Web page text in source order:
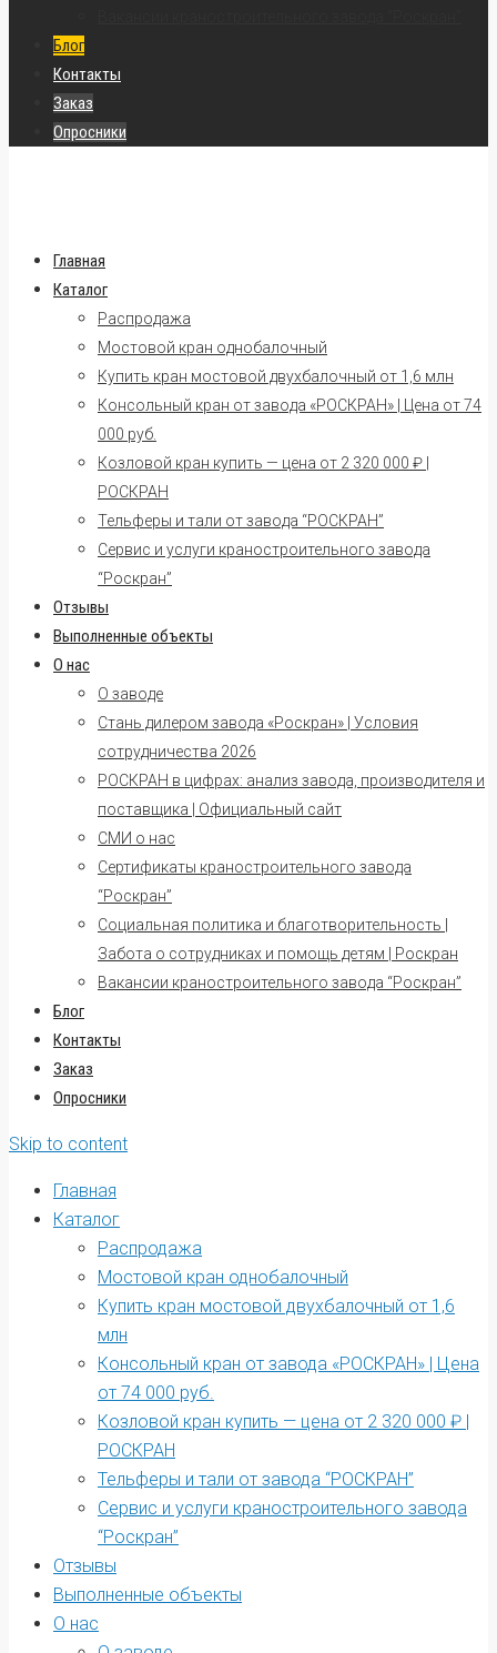
Блог
Контакты
Заказ
Опросники
Главная
Каталог
Распродажа
Мостовой кран однобалочный
Купить кран мостовой двухбалочный от 1,6 млн
Консольный кран от завода «РОСКРАН» | Цена от 74
000 руб.
Козловой кран купить — цена от 2 320 000 ₽ |
РОСКРАН
Тельферы и тали от завода “РОСКРАН”
Сервис и услуги краностроительного завода
“Роскран”
Отзывы
Выполненные объекты
О нас
О заводе
Стань дилером завода «Роскран» | Условия
сотрудничества 2026
РОСКРАН в цифрах: анализ завода, производителя и
поставщика | Официальный сайт
СМИ о нас
Сертификаты краностроительного завода
“Роскран”
Социальная политика и благотворительность |
Забота о сотрудниках и помощь детям | Роскран
Вакансии краностроительного завода “Роскран”
Блог
Контакты
Заказ
Опросники
Skip to content
Главная
Каталог
Распродажа
Мостовой кран однобалочный
Купить кран мостовой двухбалочный от 1,6
млн
Консольный кран от завода «РОСКРАН» | Цена
от 74 000 руб.
Козловой кран купить — цена от 2 320 000 ₽ |
РОСКРАН
Тельферы и тали от завода “РОСКРАН”
Сервис и услуги краностроительного завода
“Роскран”
Отзывы
Выполненные объекты
О нас